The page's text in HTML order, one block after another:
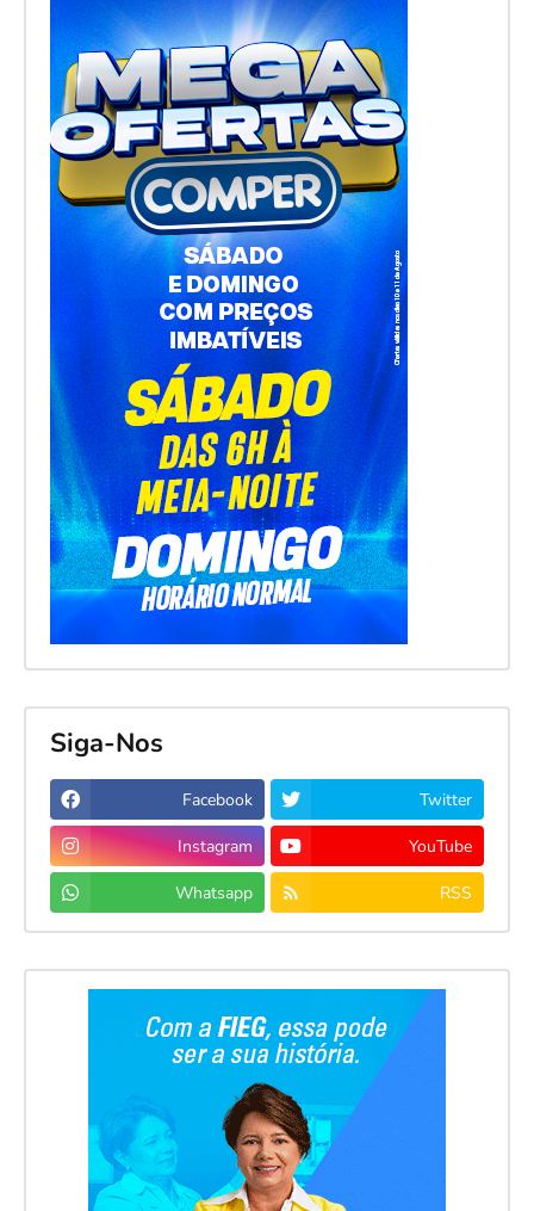
Siga-Nos
Facebook Twitter
Instagram YouTube
Whatsapp RSS